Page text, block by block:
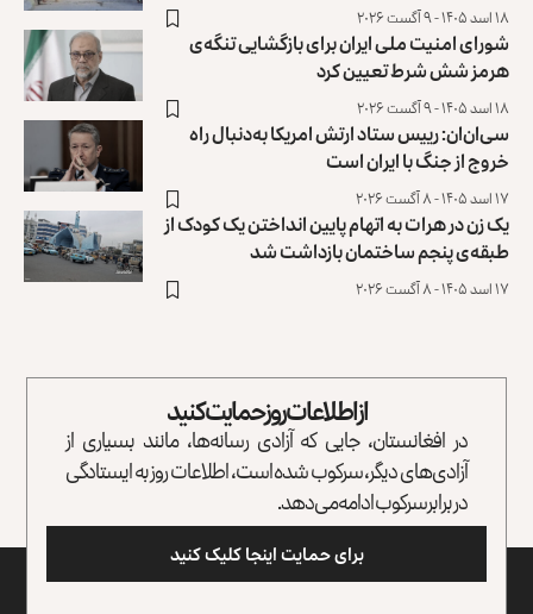
۱۸ اسد ۱۴۰۵ - ۹ آگست ۲۰۲۶
شورای امنیت ملی ایران برای بازگشایی تنگه‌ی
هرمز شش شرط تعیین کرد
۱۸ اسد ۱۴۰۵ - ۹ آگست ۲۰۲۶
سی‌ان‌ان: رییس ستاد ارتش امریکا به‌دنبال راه
خروج از جنگ با ایران است
۱۷ اسد ۱۴۰۵ - ۸ آگست ۲۰۲۶
یک زن در هرات به اتهام پایین انداختن یک کودک از
طبقه‌ی پنجم ساختمان بازداشت شد
۱۷ اسد ۱۴۰۵ - ۸ آگست ۲۰۲۶
از اطلاعات روز حمایت کنید
در افغانستان، جایی که آزادی رسانه‌ها، مانند بسیاری از
آزادی‌های دیگر، سرکوب شده است، اطلاعات روز به ایستادگی
در برابر سرکوب ادامه می‌دهد.
برای حمایت اینجا کلیک کنید